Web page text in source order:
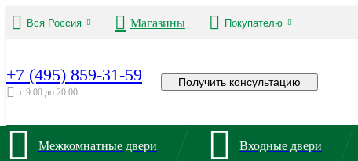
Вся Россия Магазины Покупателю
+7 (495) 859-31-59
с 9:00 до 20:00
Получить консультацию
Межкомнатные двери Входные двери